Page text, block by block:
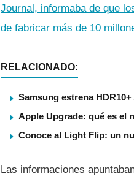
Journal, informaba de que
de fabricar más de 10
RELACIONADO:
Samsung estrena
Apple Upgrade: qué es el
Conoce al Light Flip: un
Las informaciones